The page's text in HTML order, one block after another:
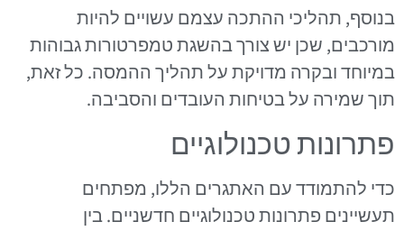
בנוסף, תהליכי ההתכה עצמם עשויים להיות
מורכבים, שכן יש צורך בהשגת טמפרטורות גבוהות
במיוחד ובקרה מדויקת על תהליך ההמסה. כל זאת,
תוך שמירה על בטיחות העובדים והסביבה.
פתרונות טכנולוגיים
כדי להתמודד עם האתגרים הללו, מפתחים
תעשיינים פתרונות טכנולוגיים חדשניים. בין